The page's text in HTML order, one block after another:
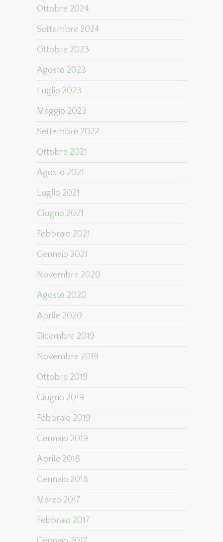
Ottobre 2024
Settembre 2024
Ottobre 2023
Agosto 2023
Luglio 2023
Maggio 2023
Settembre 2022
Ottobre 2021
Agosto 2021
Luglio 2021
Giugno 2021
Febbraio 2021
Gennaio 2021
Novembre 2020
Agosto 2020
Aprile 2020
Dicembre 2019
Novembre 2019
Ottobre 2019
Giugno 2019
Febbraio 2019
Gennaio 2019
Aprile 2018
Gennaio 2018
Marzo 2017
Febbraio 2017